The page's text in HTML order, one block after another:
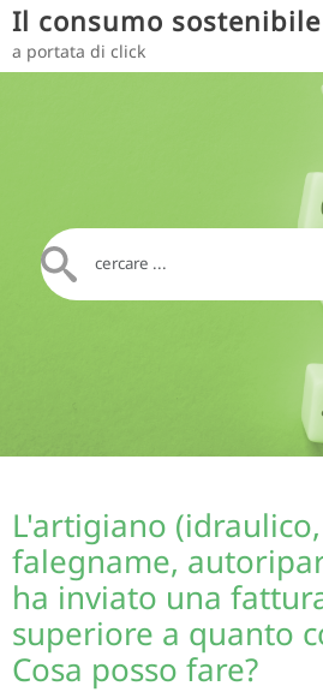
Salta al contenuto principale
Il consumo sostenibile
a portata di click
L'artigiano
falegname,
ha inviato una
superiore a quanto
Cosa posso fare?